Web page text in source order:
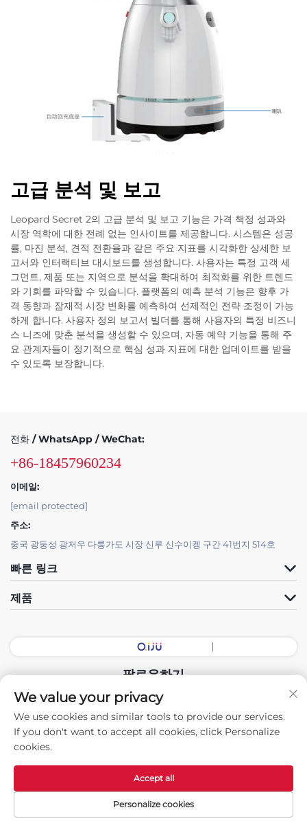
고급 분석 및 보고
Leopard Secret 2의 고급 분석 및 보고 기능은 가격 책정 성과와
시장 역학에 대한 전례 없는 인사이트를 제공합니다. 시스템은 성공
률, 마진 분석, 견적 전환율과 같은 주요 지표를 시각화한 상세한 보
고서와 인터랙티브 대시보드를 생성합니다. 사용자는 특정 고객 세
그먼트, 제품 또는 지역으로 분석을 확대하여 최적화를 위한 트렌드
와 기회를 파악할 수 있습니다. 플랫폼의 예측 분석 기능은 향후 가
격 동향과 잠재적 시장 변화를 예측하여 선제적인 전략 조정이 가능
하게 합니다. 사용자 정의 보고서 빌더를 통해 사용자의 특정 비즈니
스 니즈에 맞춘 분석을 생성할 수 있으며, 자동 예약 기능을 통해 주
요 관계자들이 정기적으로 핵심 성과 지표에 대한 업데이트를 받을
수 있도록 보장합니다.
전화 / WhatsApp / WeChat:
+86-18457960234
이메일:
[email protected]
주소:
중국 광둥성 광저우 다룽가도 시장 신루 신수이켕 구간 41번지 514호
빠른 링크
제품
팔로우하기
저작권 © 2025 중국 광둥 전시홀 지능형 장비 유한회사. 모든 권리 보유.
-개인정보 보호정책
We value your privacy
We use cookies and similar tools to provide our services.
If you don't want to accept all cookies, click Personalize
cookies.
Personalize cookies
Accept all